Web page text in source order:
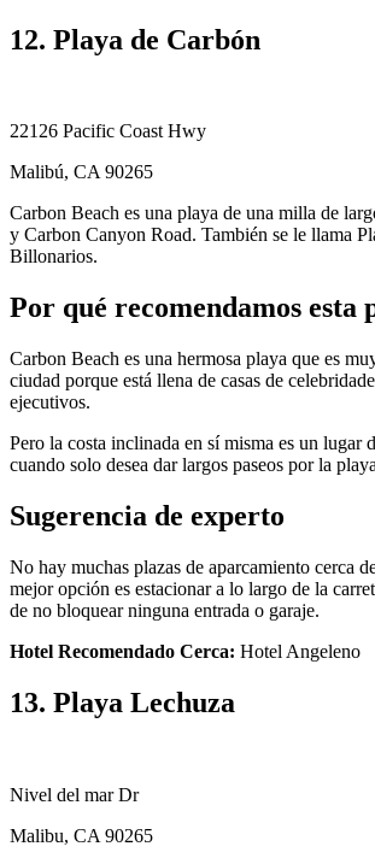
12. Playa de Carbón
22126 Pacific Coast Hwy
Malibú, CA 90265
Carbon Beach es una playa de una milla de
y Carbon Canyon Road. También se le llama
Billonarios.
Por qué recomendamos esta
Carbon Beach es una hermosa playa que es
ciudad porque está llena de casas de
ejecutivos.
Pero la costa inclinada en sí misma es un lugar
cuando solo desea dar largos paseos por la
Sugerencia de experto
No hay muchas plazas de aparcamiento cerca
mejor opción es estacionar a lo largo de la
de no bloquear ninguna entrada o garaje.
Hotel Recomendado Cerca: Hotel Angeleno
13. Playa Lechuza
Nivel del mar Dr
Malibu, CA 90265